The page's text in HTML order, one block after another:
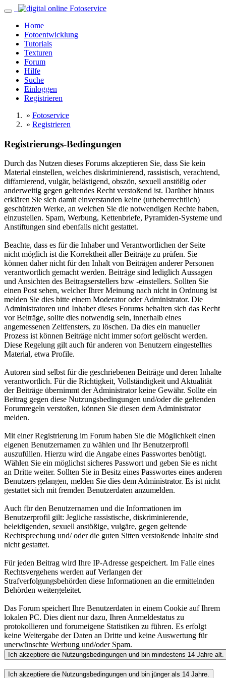
Home
Fotoentwicklung
Tutorials
Texturen
Forum
Hilfe
Suche
Einloggen
Registrieren
» Fotoservice
» Registrieren
Registrierungs-Bedingungen
Durch das Nutzen dieses Forums akzeptieren Sie, dass Sie kein
Material einstellen, welches diskriminierend, rassistisch, verachtend,
diffamierend, vulgär, belästigend, obszön, sexuell anstößig oder
anderweitig gegen geltendes Recht verstoßend ist. Darüber hinaus
erklären Sie sich damit einverstanden keine (urheberrechtlich)
geschützten Werke, an welchen Sie die notwendigen Rechte haben,
einzustellen. Spam, Werbung, Kettenbriefe, Pyramiden-Systeme und
Anstiftungen sind ebenfalls nicht gestattet.
Beachte, dass es für die Inhaber und Verantwortlichen der Seite
nicht möglich ist die Korrektheit aller Beiträge zu prüfen. Sie
können daher nicht für den Inhalt von Beiträgen anderer Personen
verantwortlich gemacht werden. Beiträge sind lediglich Aussagen
und Ansichten des Beitragserstellers bzw -einstellers. Sollten Sie
einen Post sehen, welcher Ihrer Meinung nach nicht in Ordnung ist
melden Sie dies bitte einem Moderator oder Administrator. Die
Administratoren und Inhaber dieses Forums behalten sich das Recht
vor Beiträge, sollte dies notwendig sein, innerhalb eines
angemessenen Zeitfensters, zu löschen. Da dies ein manueller
Prozess ist können Beiträge nicht immer sofort gelöscht werden.
Diese Regelung gilt auch für anderen von Benutzern eingestelltes
Material, etwa Profile.
Autoren sind selbst für die geschriebenen Beiträge und deren Inhalte
verantwortlich. Für die Richtigkeit, Vollständigkeit und Aktualität
der Beiträge übernimmt der Administrator keine Gewähr. Sollte ein
Beitrag gegen diese Nutzungsbedingungen und/oder die geltenden
Forumregeln verstoßen, können Sie diesen dem Administrator
melden.
Mit einer Registrierung im Forum haben Sie die Möglichkeit einen
eigenen Benutzernamen zu wählen und Ihr Benutzerprofil
auszufüllen. Hierzu wird die Angabe eines Passwortes benötigt.
Wählen Sie ein möglichst sicheres Passwort und geben Sie es nicht
an Dritte weiter. Sollten Sie in Besitz eines Passwortes eines anderen
Benutzers gelangen, melden Sie dies dem Administrator. Es ist nicht
gestattet sich mit fremden Benutzerdaten anzumelden.
Auch für den Benutzernamen und die Informationen im
Benutzerprofil gilt: Jegliche rassistische, diskriminierende,
beleidigenden, sexuell anstößige, vulgäre, gegen geltende
Rechtsprechung und/ oder die guten Sitten verstoßende Inhalte sind
nicht gestattet.
Für jeden Beitrag wird Ihre IP-Adresse gespeichert. Im Falle eines
Rechtsvergehens werden auf Verlangen der
Strafverfolgungsbehörden diese Informationen an die ermittelnden
Behörden weitergeleitet.
Das Forum speichert Ihre Benutzerdaten in einem Cookie auf Ihrem
lokalen PC. Dies dient nur dazu, Ihren Anmeldestatus zu
protokollieren und forumeigene Statistiken zu führen. Es erfolgt
keine Weitergabe der Daten an Dritte und keine Auswertung für
unerwünschte Werbung und/oder Spam.